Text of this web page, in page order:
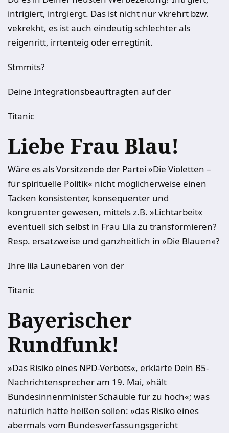
intrigiert, intrgiergt. Das ist nicht nur vkrehrt bzw.
vekrekht, es ist auch eindeutig schlechter als
reigenritt, irrtenteig oder erregtinit.
Stmmits?
Deine Integrationsbeauftragten auf der
Titanic
Liebe Frau Blau!
Wäre es als Vorsitzende der Partei »Die Violetten –
für spirituelle Politik« nicht möglicherweise einen
Tacken konsistenter, konsequenter und
kongruenter gewesen, mittels z.B. »Lichtarbeit«
eventuell sich selbst in Frau Lila zu transformieren?
Resp. ersatzweise und ganzheitlich in »Die Blauen«?
Ihre lila Launebären von der
Titanic
Bayerischer
Rundfunk!
»Das Risiko eines NPD-Verbots«, erklärte Dein B5-
Nachrichtensprecher am 19. Mai, »hält
Bundesinnenminister Schäuble für zu hoch«; was
natürlich hätte heißen sollen: »das Risiko eines
abermals vom Bundesverfassungsgericht